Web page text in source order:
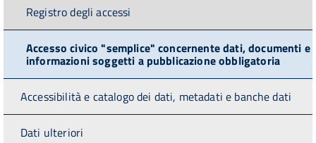
Registro degli accessi
Accesso civico "semplice" concernente dati, documenti e
informazioni soggetti a pubblicazione obbligatoria
Accessibilità e catalogo dei dati, metadati e banche dati
Dati ulteriori